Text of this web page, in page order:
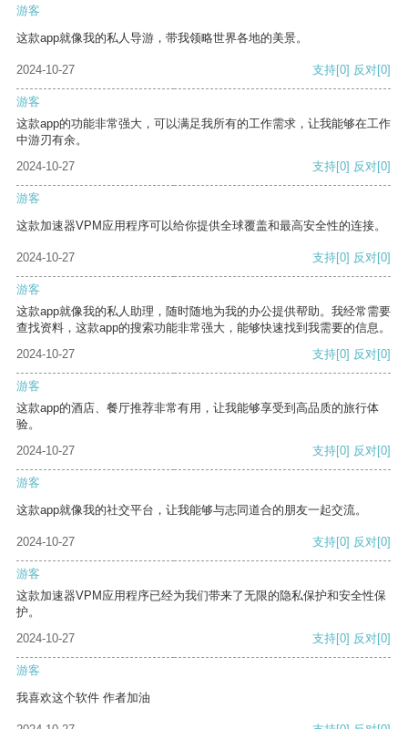
游客
这款app就像我的私人导游，带我领略世界各地的美景。
2024-10-27 支持[0] 反对[0]
游客
这款app的功能非常强大，可以满足我所有的工作需求，让我能够在工作
中游刃有余。
2024-10-27
支持[0] 反对[0]
游客
这款加速器VPM应用程序可以给你提供全球覆盖和最高安全性的连接。
2024-10-27 支持[0] 反对[0]
游客
这款app就像我的私人助理，随时随地为我的办公提供帮助。我经常需要
查找资料，这款app的搜索功能非常强大，能够快速找到我需要的信息。
2024-10-27
支持[0] 反对[0]
游客
这款app的酒店、餐厅推荐非常有用，让我能够享受到高品质的旅行体
验。
2024-10-27
支持[0] 反对[0]
游客
这款app就像我的社交平台，让我能够与志同道合的朋友一起交流。
2024-10-27 支持[0] 反对[0]
游客
这款加速器VPM应用程序已经为我们带来了无限的隐私保护和安全性保
护。
2024-10-27
支持[0] 反对[0]
游客
我喜欢这个软件 作者加油